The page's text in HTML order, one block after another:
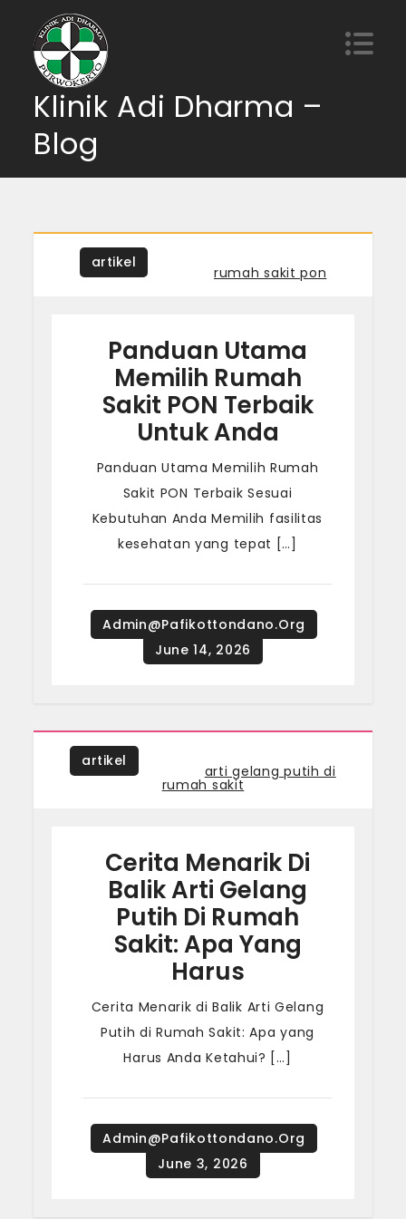
content
Klinik Adi Dharma –
Blog
artikel
rumah sakit pon
Panduan Utama
Memilih Rumah
Sakit PON Terbaik
Untuk Anda
Panduan Utama Memilih Rumah
Sakit PON Terbaik Sesuai
Kebutuhan Anda Memilih fasilitas
kesehatan yang tepat […]
artikel
arti gelang putih di
rumah sakit
Cerita Menarik Di
Balik Arti Gelang
Putih Di Rumah
Sakit: Apa Yang
Harus
Cerita Menarik di Balik Arti Gelang
Putih di Rumah Sakit: Apa yang
Harus Anda Ketahui? […]